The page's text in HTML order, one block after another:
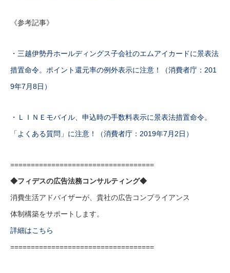
《参考記事》
・三越伊勢丹ホールディングス子会社のエムアイカードに景表法
措置命令。ポイント還元率の例外表示に注意！（消費者庁：201
9年7月8日）
・ＬＩＮＥモバイル、申込時の手数料表示に景表法措置命令。
「よくある質問」に注意！（消費者庁：2019年7月2日）
===================================
◆フィデスの広告法務コンサルティング◆
消費生活アドバイザーが、貴社の広告コンプライアンス
体制構築をサポートします。
詳細はこちら
===================================